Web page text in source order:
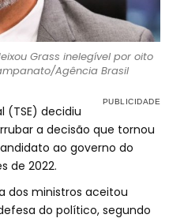
Grass inelegível por oito
Agência Brasil
(TSE) decidiu
a decisão que tornou
ao governo do
de 2022.
dos ministros aceitou
do político, segundo